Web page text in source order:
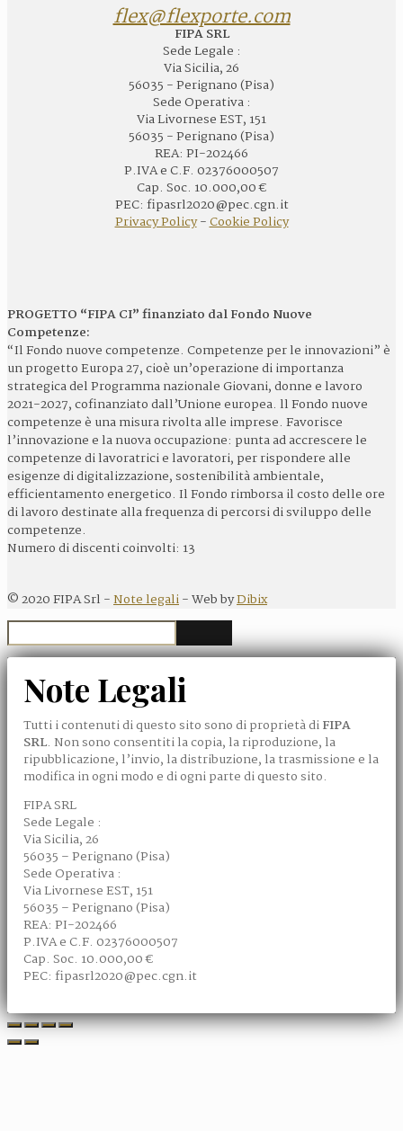
flex@flexporte.com
FIPA SRL
Sede Legale :
Via Sicilia, 26
56035 - Perignano (Pisa)
Sede Operativa :
Via Livornese EST, 151
56035 - Perignano (Pisa)
REA: PI-202466
P.IVA e C.F. 02376000507
Cap. Soc. 10.000,00 €
PEC: fipasrl2020@pec.cgn.it
Privacy Policy-Cookie Policy
PROGETTO “FIPA CI” finanziato dal Fondo Nuove
Competenze:
“Il Fondo nuove competenze. Competenze per le innovazioni” è
un progetto Europa 27, cioè un’operazione di importanza
strategica del Programma nazionale Giovani, donne e lavoro
2021-2027, cofinanziato dall’Unione europea. ll Fondo nuove
competenze è una misura rivolta alle imprese. Favorisce
l’innovazione e la nuova occupazione: punta ad accrescere le
competenze di lavoratrici e lavoratori, per rispondere alle
esigenze di digitalizzazione, sostenibilità ambientale,
efficientamento energetico. Il Fondo rimborsa il costo delle ore
di lavoro destinate alla frequenza di percorsi di sviluppo delle
competenze.
Numero di discenti coinvolti: 13
©2020FIPA Srl -Note legali- Web byDibix
Note Legali
Tutti i contenuti di questo sito sono di proprietà diFIPA
SRL. Non sono consentiti la copia, la riproduzione, la
ripubblicazione, l’invio, la distribuzione, la trasmissione e la
modifica in ogni modo e di ogni parte di questo sito.
FIPA SRL
Sede Legale :
Via Sicilia, 26
56035 – Perignano (Pisa)
Sede Operativa :
Via Livornese EST, 151
56035 – Perignano (Pisa)
REA: PI-202466
P.IVA e C.F. 02376000507
Cap. Soc. 10.000,00 €
PEC: fipasrl2020@pec.cgn.it